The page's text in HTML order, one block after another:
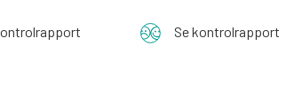
Se kontrolrapport